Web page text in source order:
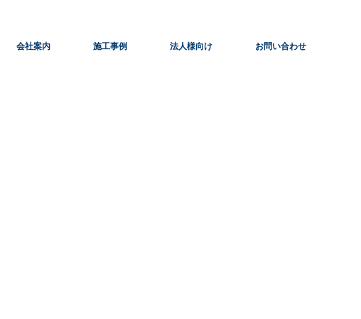
会社案内 施工事例 法人様向け お問い合わせ